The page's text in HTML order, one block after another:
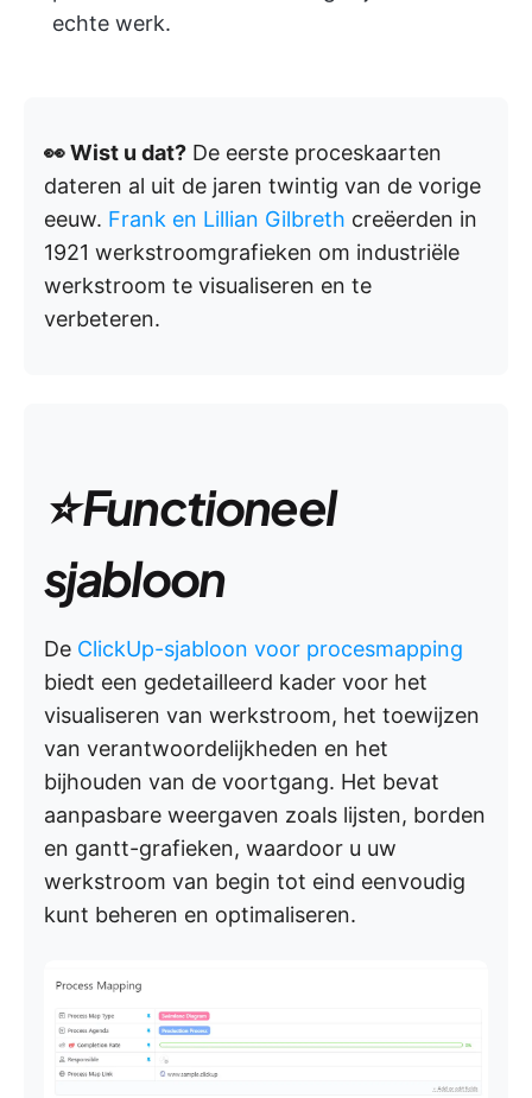
echte werk.
👀 Wist u dat? De eerste proceskaarten
dateren al uit de jaren twintig van de vorige
eeuw. Frank en Lillian Gilbreth creëerden in
1921 werkstroomgrafieken om industriële
werkstroom te visualiseren en te
verbeteren.
⭐ Functioneel
sjabloon
De ClickUp-sjabloon voor procesmapping
biedt een gedetailleerd kader voor het
visualiseren van werkstroom, het toewijzen
van verantwoordelijkheden en het
bijhouden van de voortgang. Het bevat
aanpasbare weergaven zoals lijsten, borden
en gantt-grafieken, waardoor u uw
werkstroom van begin tot eind eenvoudig
kunt beheren en optimaliseren.